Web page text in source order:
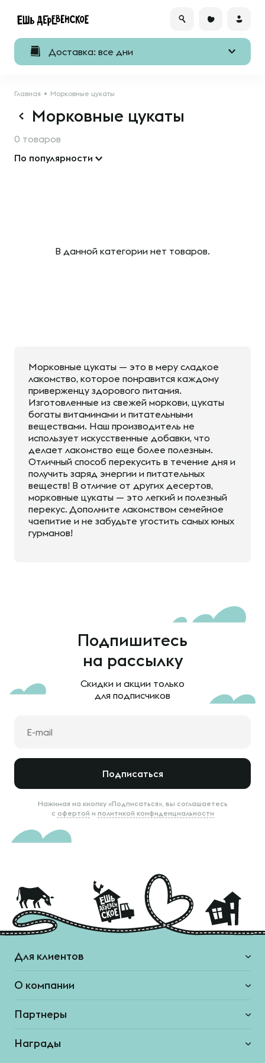
Доставка: все дни
Главная Морковные цукаты
Морковные цукаты
0 товаров
По популярности
В данной категории нет товаров.
Морковные цукаты — это в меру сладкое
лакомство, которое понравится каждому
приверженцу здорового питания.
Изготовленные из свежей моркови, цукаты
богаты витаминами и питательными
веществами. Наш производитель не
использует искусственные добавки, что
делает лакомство еще более полезным.
Отличный способ перекусить в течение дня и
получить заряд энергии и питательных
веществ! В отличие от других десертов,
морковные цукаты — это легкий и полезный
перекус. Дополните лакомством семейное
чаепитие и не забудьте угостить самых юных
гурманов!
Подпишитесь
на рассылку
Скидки и акции только
для подписчиков
Подписаться
Нажимая на кнопку «Подписаться», вы соглашаетесь
с офертой и политикой конфиденциальности
Для клиентов
О компании
Партнеры
Награды